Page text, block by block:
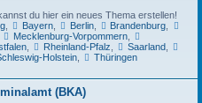
kannst du hier ein neues Thema erstellen!
, Bayern, Berlin, Brandenburg
Mecklenburg-Vorpommern,
, Rheinland-Pfalz Saarland,
Holstein,
Thüringen
(BKA)